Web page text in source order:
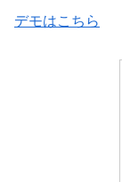
デモはこちら